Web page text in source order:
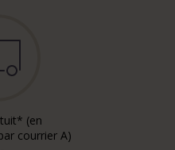
(en
courrier A)